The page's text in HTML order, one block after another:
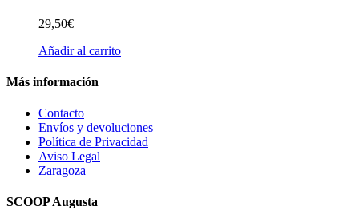
29,50€
Añadir al carrito
Más información
Contacto
Envíos y devoluciones
Política de Privacidad
Aviso Legal
Zaragoza
SCOOP Augusta